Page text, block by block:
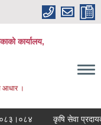
कार्यालय,
आधार ।
कृषि सेवा